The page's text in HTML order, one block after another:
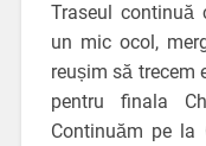
Traseul continuă
un mic ocol,
reușim să trecem
pentru finala
Continuăm pe la